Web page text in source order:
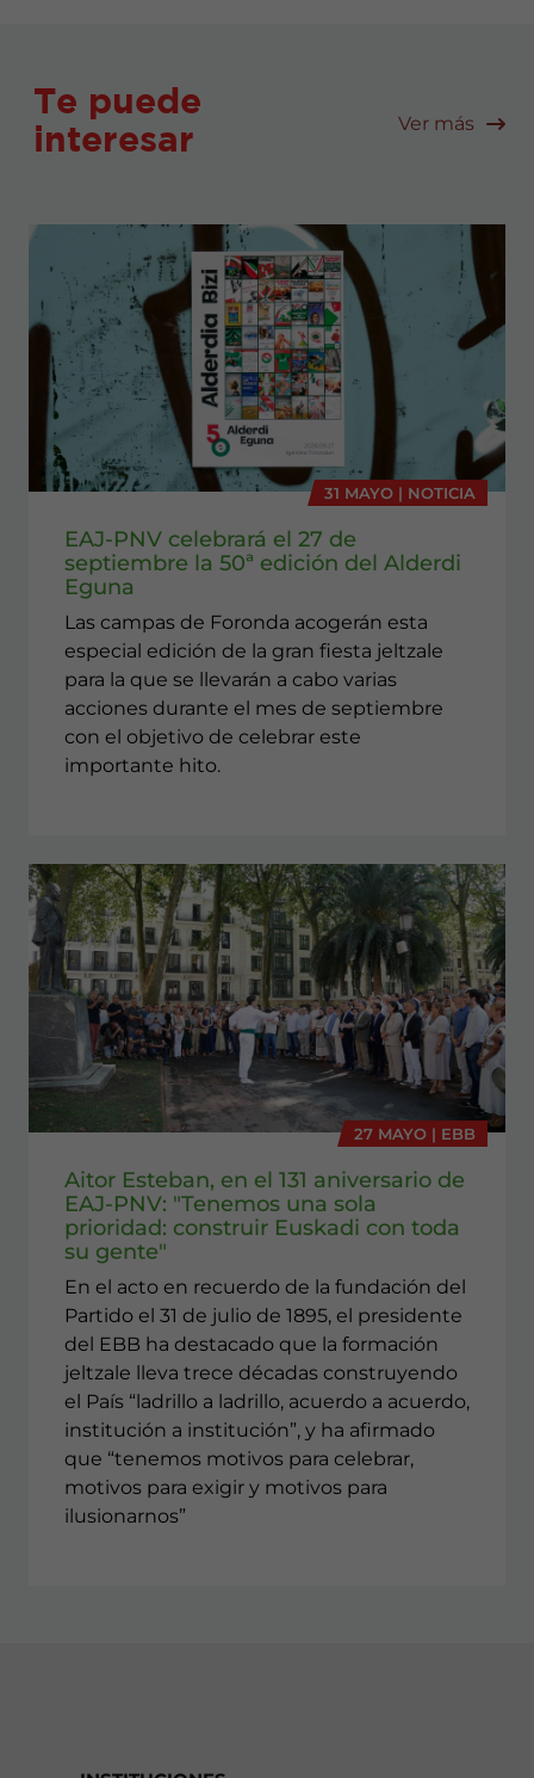
Te puede
interesar
Ver más
31 MAYO | NOTICIA
EAJ-PNV celebrará el 27 de
septiembre la 50ª edición del Alderdi
Eguna
Las campas de Foronda acogerán esta
especial edición de la gran fiesta jeltzale
para la que se llevarán a cabo varias
acciones durante el mes de septiembre
con el objetivo de celebrar este
importante hito.
27 MAYO | EBB
Aitor Esteban, en el 131 aniversario de
EAJ-PNV: "Tenemos una sola
prioridad: construir Euskadi con toda
su gente"
En el acto en recuerdo de la fundación del
Partido el 31 de julio de 1895, el presidente
del EBB ha destacado que la formación
jeltzale lleva trece décadas construyendo
el País “ladrillo a ladrillo, acuerdo a acuerdo,
institución a institución”, y ha afirmado
que “tenemos motivos para celebrar,
motivos para exigir y motivos para
ilusionarnos”